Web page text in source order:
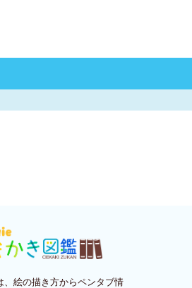
、絵の描き方からペンタブ情